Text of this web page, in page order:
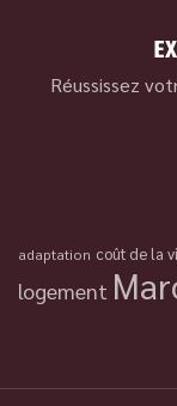
Réussissez
adaptation coût de la
logement